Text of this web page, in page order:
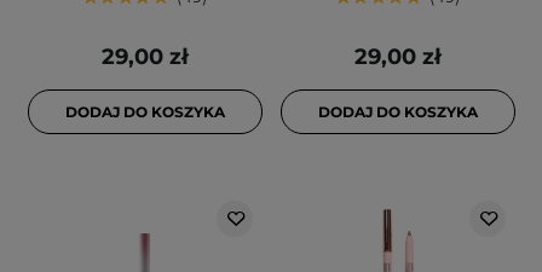
29,00 zł
DODAJ DO KOSZYKA
29,00 zł
DODAJ DO KOSZYKA